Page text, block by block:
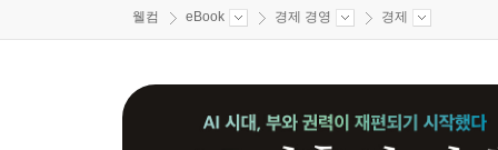
웰컴 eBook 경제 경영 경제